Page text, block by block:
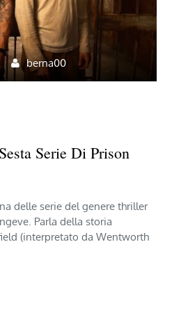
berna00
Serie Di Prison
delle serie del genere thriller
Parla della storia
(interpretato da Wentworth